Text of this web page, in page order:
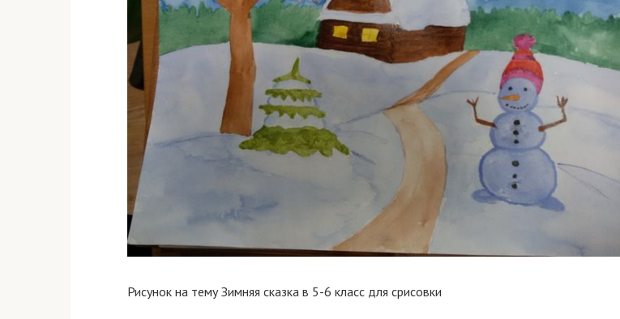
Рисунок на тему Зимняя сказка в 5-6 класс для срисовки